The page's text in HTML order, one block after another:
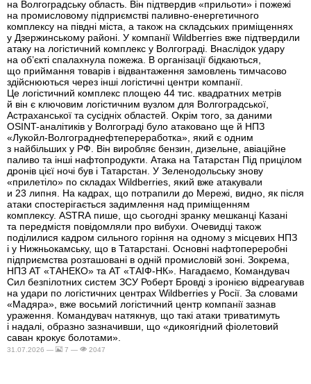
на Волгоградську область. Він підтвердив «прильоти» і пожежі
на промисловому підприємстві паливно-енергетичного
комплексу на півдні міста, а також на складських приміщеннях
у Дзержинському районі. У компанії Wildberries вже підтвердили
атаку на логістичний комплекс у Волгограді. Внаслідок удару
на об’єкті спалахнула пожежа. В організації бідкаються,
що приймання товарів і відвантаження замовлень тимчасово
здійснюються через інші логістичні центри компанії.
Це логістичний комплекс площею 44 тис. квадратних метрів
й він є ключовим логістичним вузлом для Волгоградської,
Астраханської та сусідніх областей. Окрім того, за даними
OSINT-аналітиків у Волгограді було атаковано ще й НПЗ
«Лукойл-Волгограднефтепереработка», який є одним
з найбільших у РФ. Він виробляє бензин, дизельне, авіаційне
паливо та інші нафтопродукти. Атака на Татарстан Під прицілом
дронів цієї ночі був і Татарстан. У Зеленодольську знову
«прилетіло» по складах Wildberries, який вже атакували
и 23 липня. На кадрах, що потрапили до Мережі, видно, як після
атаки спостерігається задимлення над приміщенням
комплексу. ASTRA пише, що сьогодні зранку мешканці Казані
та передмістя повідомляли про вибухи. Очевидці також
поділилися кадром сильного горіння на одному з місцевих НПЗ
і у Нижньокамську, що в Татарстані. Основні нафтопереробні
підприємства розташовані в одній промисловій зоні. Зокрема,
НПЗ АТ «ТАНЕКО» та АТ «ТАІФ-НК». Нагадаємо, Командувач
Сил безпілотних систем ЗСУ Роберт Бровді з іронією відреагував
на удари по логістичних центрах Wildberries у Росії. За словами
«Мадяра», вже восьмий логістичний центр компанії зазнав
ураження. Командувач натякнув, що такі атаки триватимуть
і надалі, образно зазначивши, що «дикоягідний фіолетовий
саван крокує болотами».
31.07.2026 — 7 — 2047